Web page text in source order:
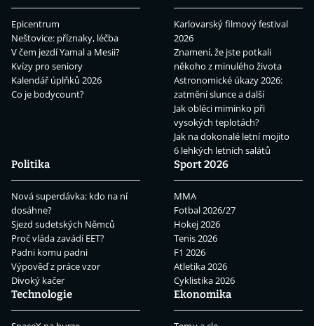
Epicentrum
Neštovice: příznaky, léčba
V čem jezdí Yamal a Mesii?
Kvízy pro seniory
Kalendář úplňků 2026
Co je bodycount?
Karlovarský filmový festival
2026
Znamení, že jste potkali
někoho z minulého života
Astronomické úkazy 2026:
zatmění slunce a další
Jak obléci miminko při
vysokých teplotách?
Jak na dokonalé letní mojito
6 lehkých letních salátů
Politika
Nová superdávka: kdo na ní
dosáhne?
Sjezd sudetských Němců
Proč vláda zavádí EET?
Padni komu padni
Výpověď z práce vzor
Divoký kačer
Sport 2026
MMA
Fotbal 2026/27
Hokej 2026
Tenis 2026
F1 2026
Atletika 2026
Cyklistika 2026
Technologie
Ekonomika